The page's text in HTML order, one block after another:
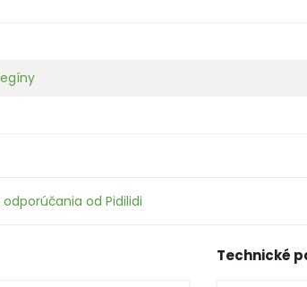
od Pidilidi
Technické